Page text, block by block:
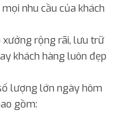
nhu cầu của khách
xưởng rộng rãi, lưu trữ
khách hàng luôn đẹp
lượng lớn ngày hôm
gồm: